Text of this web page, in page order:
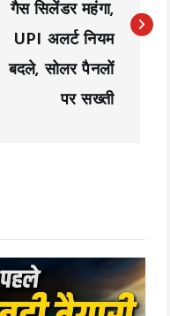
गैस सिलेंडर महंगा,
UPI अलर्ट नियम
बदले, सोलर पैनलों
पर सख्ती